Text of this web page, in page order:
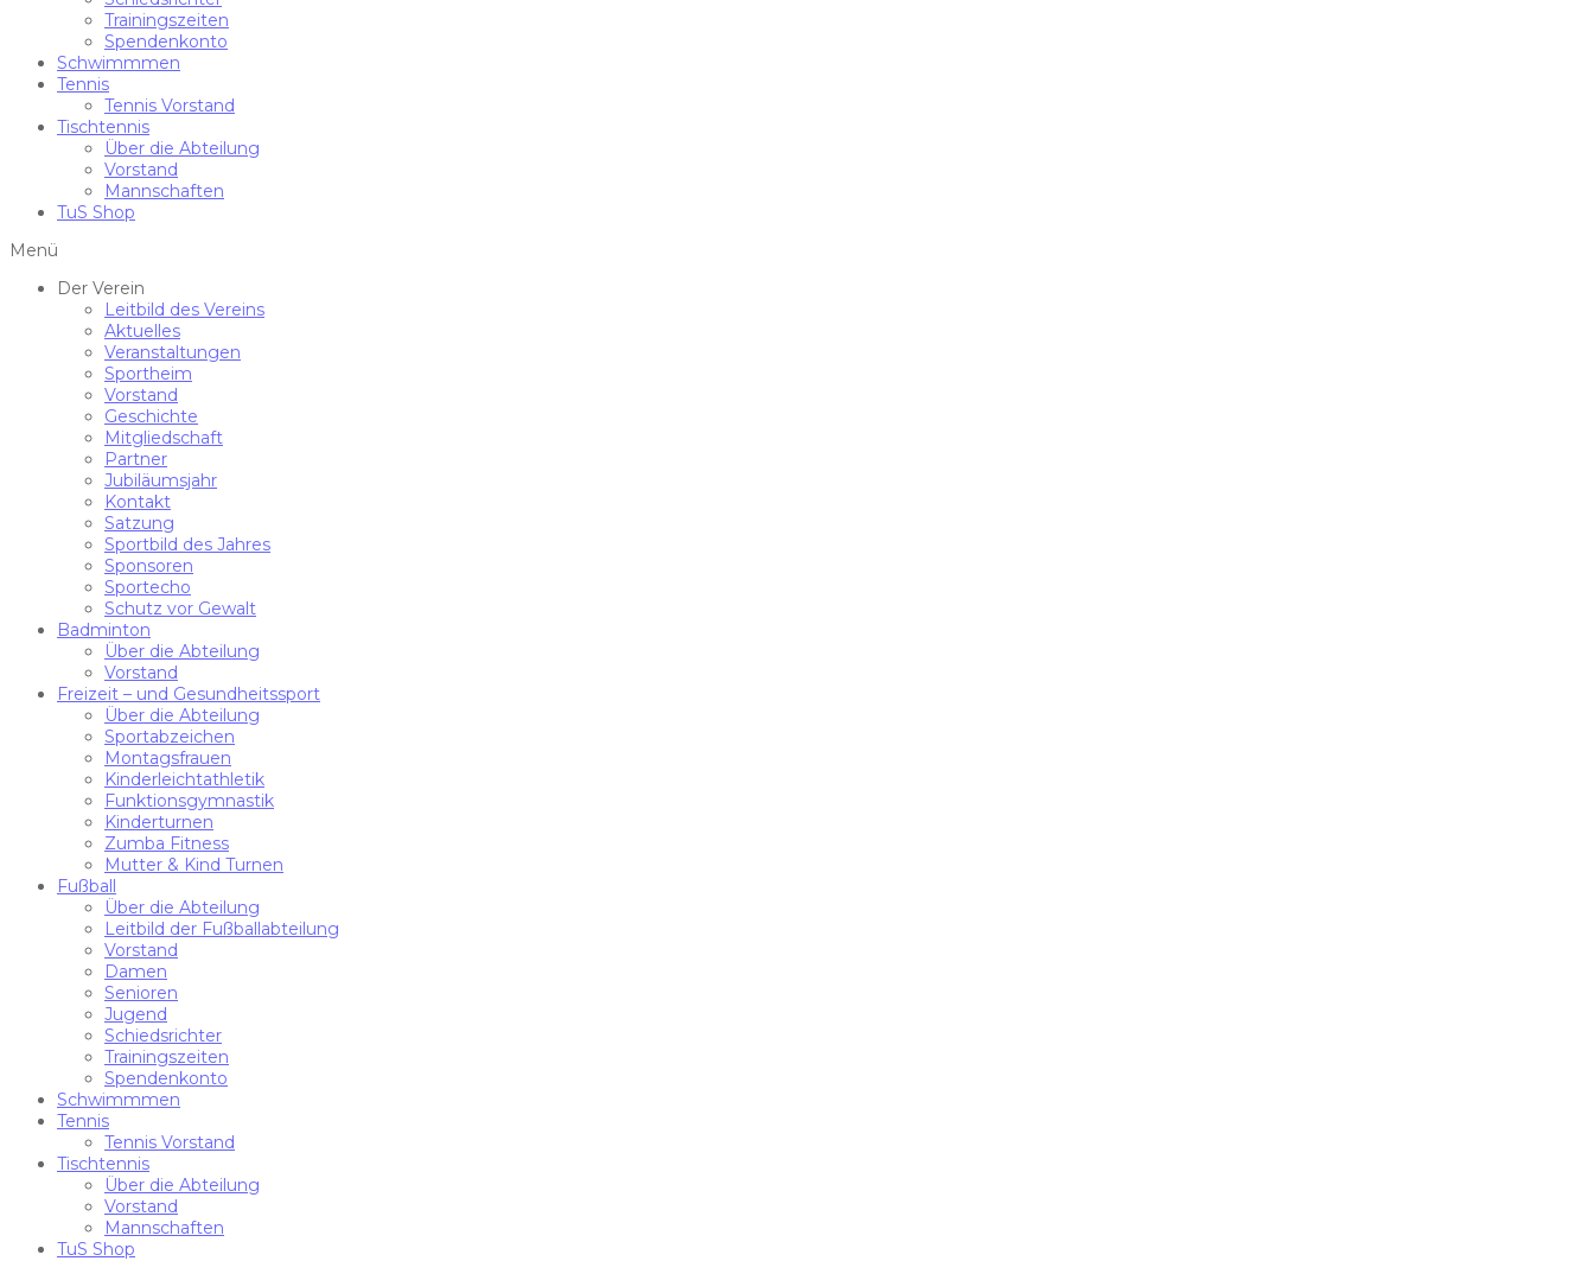
Trainingszeiten
Spendenkonto
Schwimmmen
Tennis
Tennis Vorstand
Tischtennis
Über die Abteilung
Vorstand
Mannschaften
TuS Shop
Menü
Der Verein
Leitbild des Vereins
Aktuelles
Veranstaltungen
Sportheim
Vorstand
Geschichte
Mitgliedschaft
Partner
Jubiläumsjahr
Kontakt
Satzung
Sportbild des Jahres
Sponsoren
Sportecho
Schutz vor Gewalt
Badminton
Über die Abteilung
Vorstand
Freizeit – und Gesundheitssport
Über die Abteilung
Sportabzeichen
Montagsfrauen
Kinderleichtathletik
Funktionsgymnastik
Kinderturnen
Zumba Fitness
Mutter & Kind Turnen
Fußball
Über die Abteilung
Leitbild der Fußballabteilung
Vorstand
Damen
Senioren
Jugend
Schiedsrichter
Trainingszeiten
Spendenkonto
Schwimmmen
Tennis
Tennis Vorstand
Tischtennis
Über die Abteilung
Vorstand
Mannschaften
TuS Shop